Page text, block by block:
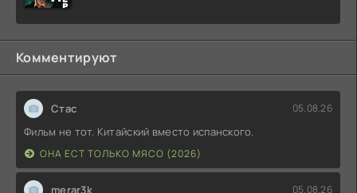
Комментируют
Стас 05.08.26
Фильм не тот. Китайский вместо испанского.
ОНА ЕСТ ТОЛЬКО МЯСО (2026)
merar3k 05.08.26